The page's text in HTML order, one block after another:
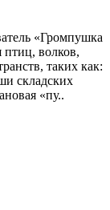
«Громпушка
волков,
таких как:
складских
«пу..